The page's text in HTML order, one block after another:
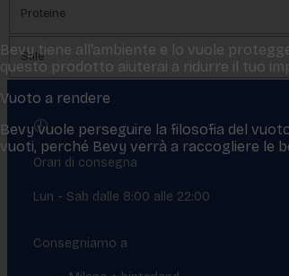
Bevy tiene all‘ambiente e lo vuole
questo prodotto aiuterai a ridurre il tuo
Vuoto a rendere
Bevy vuole perseguire la filosofia del
vuoti, perché Bevy verrà a raccogliere le
Proteine
Sale
🕘
Orari di consegna
Lun - Sab dalle 8:00 alle 22:00
Consegniamo a